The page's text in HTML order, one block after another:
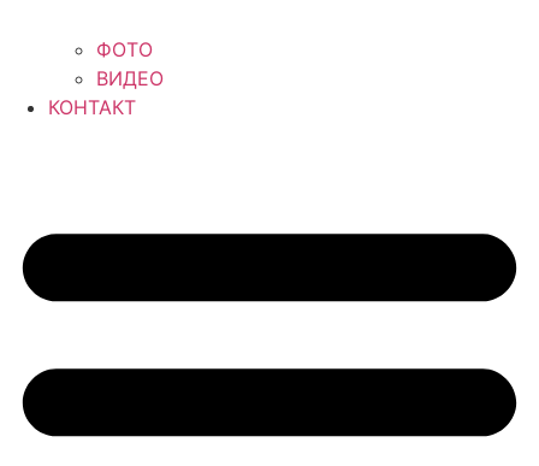
ФОТО
ВИДЕО
КОНТАКТ